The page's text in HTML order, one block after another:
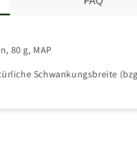
80 g, MAP
Schwankungsbreite